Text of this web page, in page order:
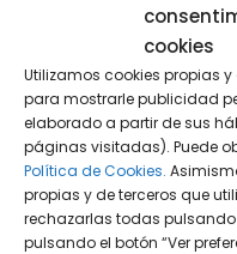
cookies
Utilizamos cookies propias
para mostrarle publicidad
elaborado a partir de sus
páginas visitadas). Puede
Política de Cookies.
propias y de terceros que
rechazarlas todas pulsando
pulsando el botón “Ver
Creando
las